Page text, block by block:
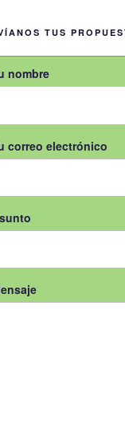
TUS
nombre
correo electrónico